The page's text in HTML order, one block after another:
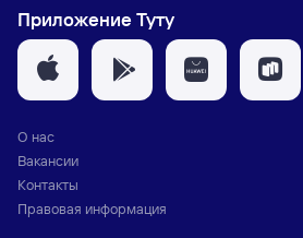
Приложение Туту
О нас
Вакансии
Контакты
Правовая информация